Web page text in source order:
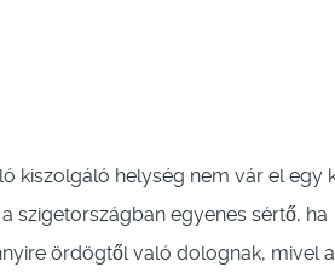
kiszolgáló helység nem vár el egy
szigetországban egyenes sértő, ha
ördögtől való dolognak, mivel a